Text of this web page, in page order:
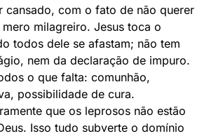
cansado, com o fato de não querer
milagreiro. Jesus toca o
todos dele se afastam; não tem
nem da declaração de impuro.
o que falta: comunhão,
possibilidade de cura.
que os leprosos não estão
Isso tudo subverte o domínio